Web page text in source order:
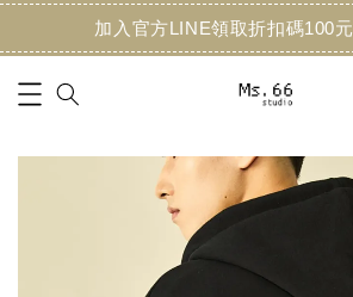
加入官方LINE領取折扣碼100元